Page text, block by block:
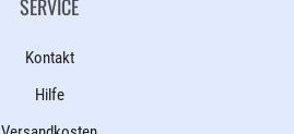
SERVICE
Kontakt
Hilfe